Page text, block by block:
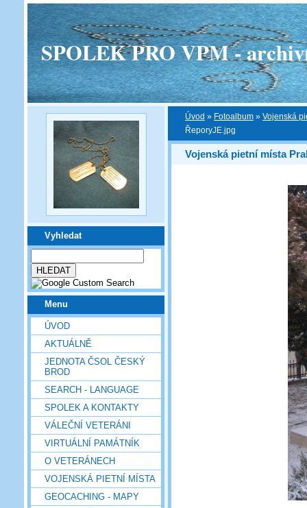
SPOLEK PRO VPM -
Vyhledat
Menu
ÚVOD
AKTUÁLNĚ
JEDNOTA ČSOL ČESKÝ
BROD
SEARCH - LANGUAGE
SPOLEK A KONTAKTY
VÁLEČNÍ VETERÁNI
VIRTUÁLNÍ PAMÁTNÍK
O VETERÁNECH
VOJENSKÁ PIETNÍ MÍSTA
GEOCACHING - MAPY
Úvod » Fotoalbum » Vojenská
ŘeporyJE.jpg
Vojenská pietní místa